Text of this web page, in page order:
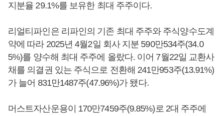
지분율 29.1%를 보유한 최대 주주이다.
리얼티파인은 리파인의 기존 최대 주주와 주식양수도계
약에 따라 2025년 4월2일 회사 지분 590만534주(34.0
5%)를 양수해 최대 주주에 올랐다. 이어 7월22일 교환사
채를 의결권 있는 주식으로 전환해 241만953주(13.91%)
가 늘어 831만1487주(47.96%)가 됐다.
머스트자산운용이 170만7459주(9.85%)로 2대 주주에